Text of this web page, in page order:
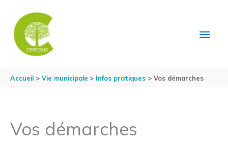
Accueil Vie municipale Infos pratiques Vos démarches
Vos démarches